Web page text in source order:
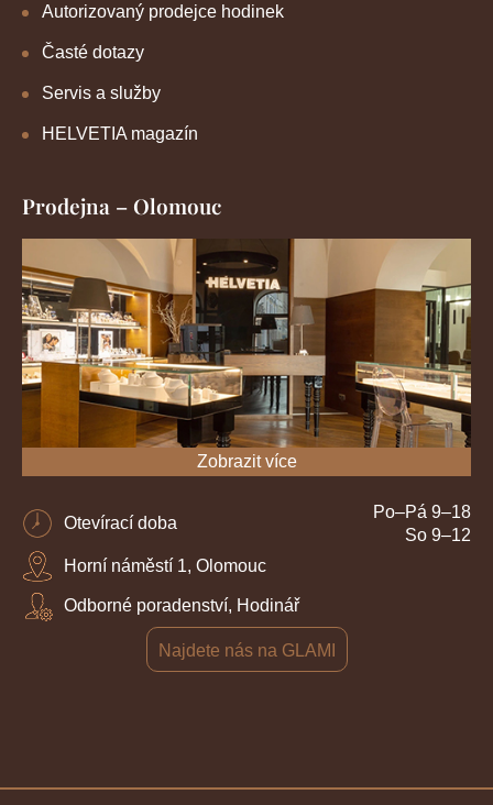
Autorizovaný prodejce hodinek
Časté dotazy
Servis a služby
HELVETIA magazín
Prodejna – Olomouc
Zobrazit více
Otevírací doba
Po–Pá 9–18
So 9–12
Horní náměstí 1, Olomouc
Odborné poradenství, Hodinář
Najdete nás na GLAMI